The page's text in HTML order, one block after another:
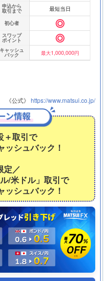
申込から
取引まで 最短当日
初心者
スワップ
ポイント
キャッシュ
バック 最大1,000,000円
《公式》 https://www.matsui.co.jp/
＋取引で
ッシュバック！
定／
/米ドル」取引で
ッシュバック！